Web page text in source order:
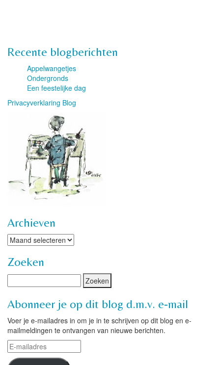
Recente blogberichten
Appelwangetjes
Ondergronds
Een feestelijke dag
Privacyverklaring Blog
Archieven
Archieven
Zoeken
Abonneer je op dit blog d.m.v. e-mail
Voer je e-mailadres in om je in te schrijven op dit blog en e-
mailmeldingen te ontvangen van nieuwe berichten.
E-
mailadres